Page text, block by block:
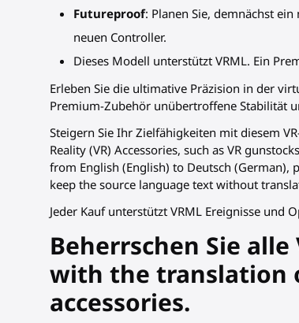
Futureproof: Planen Sie, demnächst
neuen Controller.
Dieses Modell unterstützt VRML. Ein
Erleben Sie die ultimative Präzision in der
Premium-Zubehör unübertroffene Stabilität
Steigern Sie Ihr Zielfähigkeiten mit diesem
Reality (VR) Accessories, such as VR
from English (English) to Deutsch
keep the source language text without
Jeder Kauf unterstützt VRML Ereignisse und
Beherrschen Sie
with the translation
accessories.